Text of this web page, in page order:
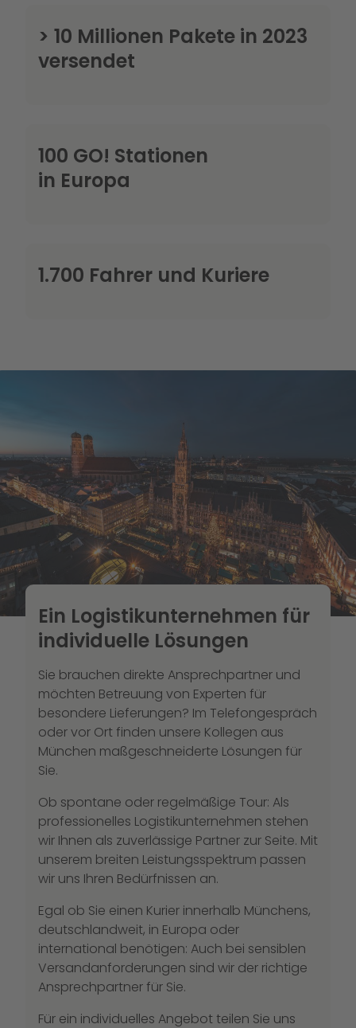
> 10 Millionen Pakete in 2023
versendet
100 GO! Stationen
in Europa
1.700 Fahrer und Kuriere
Ein Logistikunternehmen für
individuelle Lösungen
Sie brauchen direkte Ansprechpartner und
möchten Betreuung von Experten für
besondere Lieferungen? Im Telefongespräch
oder vor Ort finden unsere Kollegen aus
München maßgeschneiderte Lösungen für
Sie.
Ob spontane oder regelmäßige Tour: Als
professionelles Logistikunternehmen stehen
wir Ihnen als zuverlässige Partner zur Seite. Mit
unserem breiten Leistungsspektrum passen
wir uns Ihren Bedürfnissen an.
Egal ob Sie einen Kurier innerhalb Münchens,
deutschlandweit, in Europa oder
international benötigen: Auch bei sensiblen
Versandanforderungen sind wir der richtige
Ansprechpartner für Sie.
Für ein individuelles Angebot teilen Sie uns